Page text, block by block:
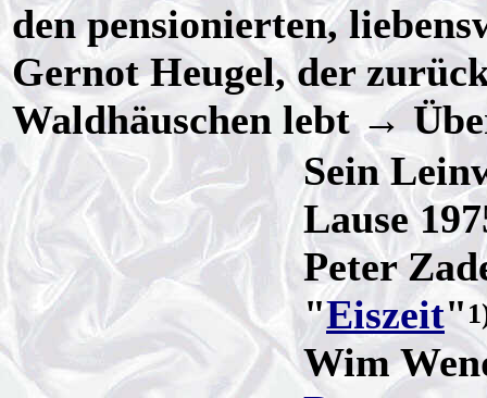
den pensionierten,
Gernot Heugel, der
Waldhäuschen lebt →
Sein
Lause
Peter
"Eiszeit"
Wim